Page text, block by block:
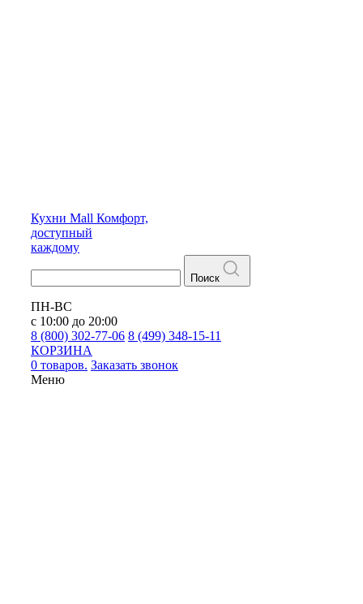
Кухни Mall Комфорт,
доступный
каждому
Поиск
ПН-ВС
с 10:00 до 20:00
8 (800) 302-77-06 8 (499) 348-15-11
КОРЗИНА
0 товаров. Заказать звонок
Меню